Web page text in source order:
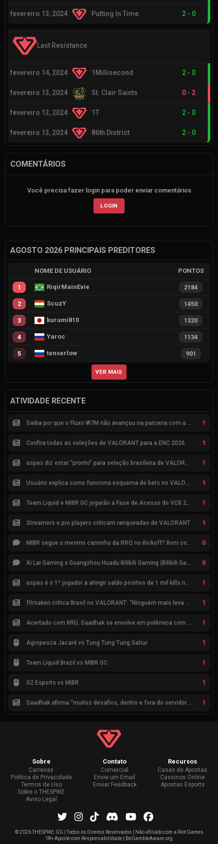
fevereiro 13, 2024 Putting In Time 2 - 0
Last Resistance
fevereiro 14, 2024 1Millisecond 2 - 0
fevereiro 13, 2024 St. Clair Saints 0 - 2
fevereiro 13, 2024 1T 2 - 0
fevereiro 13, 2024 86th District 2 - 0
COMENTÁRIOS
Você precisa fazer login para poder enviar comentários
LOGIN
AGOSTO 2026 PRINCIPAIS PREDITORES
NOME DE USUÁRIO PONTOS
1 RiqirMainEvie 2184
2 ScuzY 1450
3 kurumi810 1320
4 Yaroc 1134
5 tenserlow 901
VER MAIS
ATIVIDADE RECENTE
1
Confira todas as seleções de VALORANT para a ENC 2026 1
1
1
1
Streamers e pro players criticam ranqueadas de VALORANT 1
0
0
1
1
1
Agropesca Jacaré vs Tung Tung Tung Sahur 1
Team Liquid Brazil vs MIBR GC 1
G2 Esports vs MIBR 1
Saadhak afirma “muitos desafios, dentro e fora do servidor” sobre a jornada até a classificação 1
Sobre
Carreiras
Política de Privacidade
Termos de Uso
Sobre o THESPIKE
Aviso Legal
Contato
Comercial
Envie um Email
Enviar Feedback
Recursos
Casas de Apostas
Cassinos Online
Apostas Esports
©2026 THESPIKE.GG | Todos os Direitos Reservados | Não afiliado com a Riot Games
18+ Aposte com Responsabilidade | BeGambleAware.org